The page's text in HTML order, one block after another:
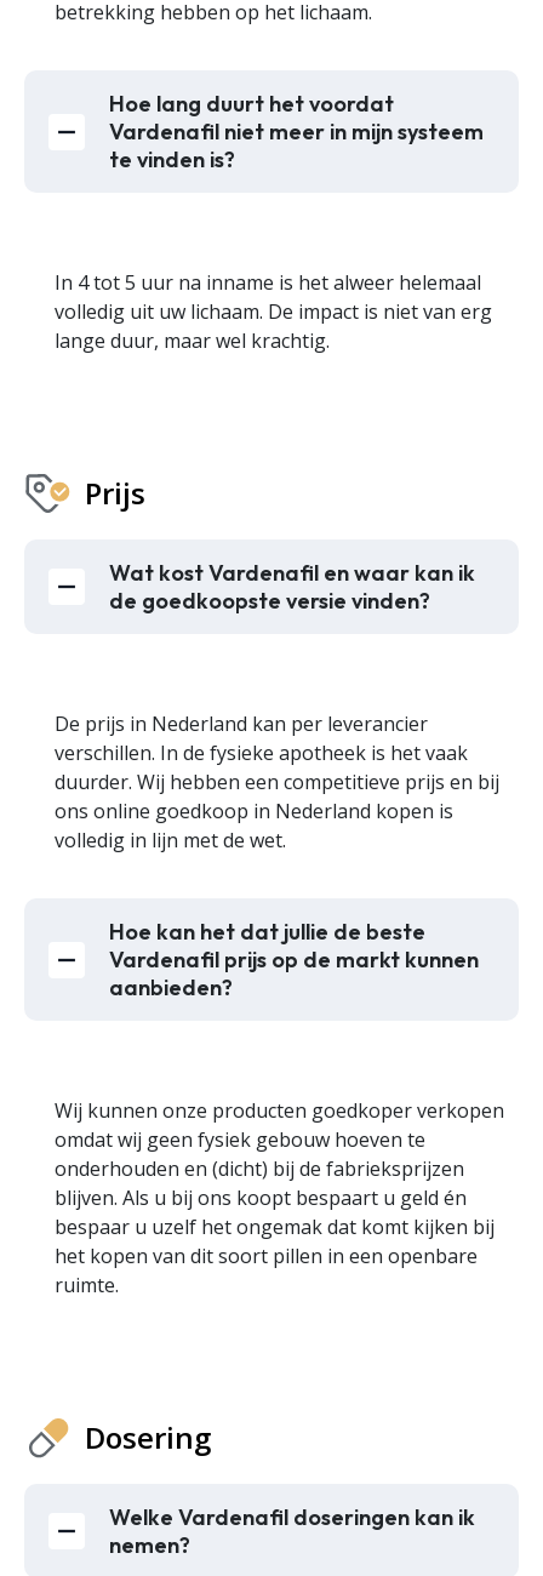
betrekking hebben op het lichaam.
Hoe lang duurt het voordat
Vardenafil niet meer in mijn systeem
te vinden is?
In 4 tot 5 uur na inname is het alweer helemaal
volledig uit uw lichaam. De impact is niet van erg
lange duur, maar wel krachtig.
Prijs
Wat kost Vardenafil en waar kan ik
de goedkoopste versie vinden?
De prijs in Nederland kan per leverancier
verschillen. In de fysieke apotheek is het vaak
duurder. Wij hebben een competitieve prijs en bij
ons online goedkoop in Nederland kopen is
volledig in lijn met de wet.
Hoe kan het dat jullie de beste
Vardenafil prijs op de markt kunnen
aanbieden?
Wij kunnen onze producten goedkoper verkopen
omdat wij geen fysiek gebouw hoeven te
onderhouden en (dicht) bij de fabrieksprijzen
blijven. Als u bij ons koopt bespaart u geld én
bespaar u uzelf het ongemak dat komt kijken bij
het kopen van dit soort pillen in een openbare
ruimte.
Dosering
Welke Vardenafil doseringen kan ik
nemen?